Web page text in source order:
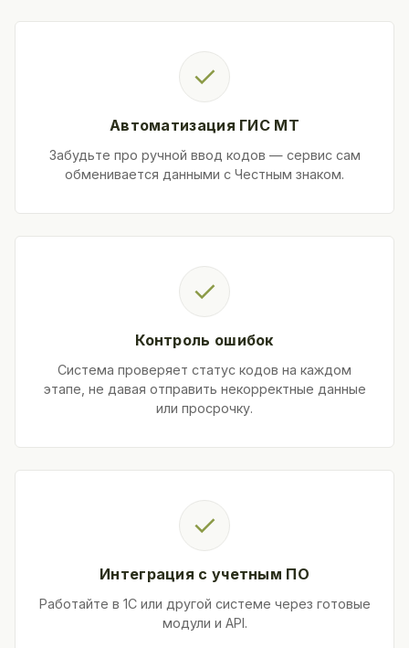
✓
Автоматизация ГИС МТ
Забудьте про ручной ввод кодов — сервис сам
обменивается данными с Честным знаком.
✓
Контроль ошибок
Система проверяет статус кодов на каждом
этапе, не давая отправить некорректные данные
или просрочку.
✓
Интеграция с учетным ПО
Работайте в 1С или другой системе через готовые
модули и API.